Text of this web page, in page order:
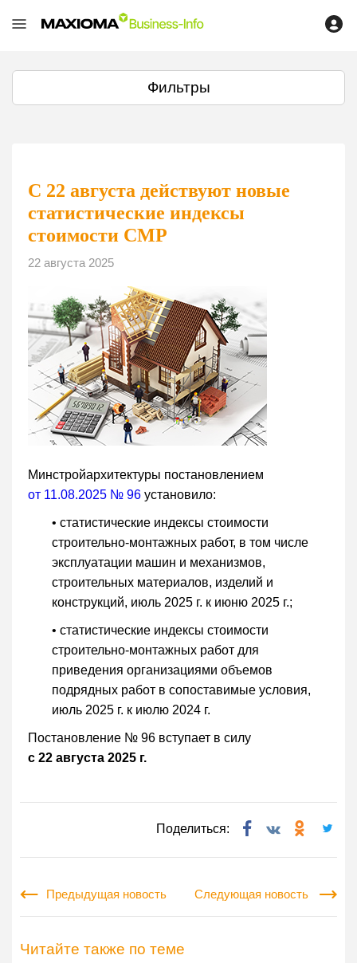
Фильтры
С 22 августа действуют новые
статистические индексы
стоимости СМР
22 августа 2025
Минстройархитектуры постановлением
от 11.08.2025 № 96 установило:
• статистические индексы стоимости
строительно-монтажных работ, в том числе
эксплуатации машин и механизмов,
строительных материалов, изделий и
конструкций, июль 2025 г. к июню 2025 г.;
• статистические индексы стоимости
строительно-монтажных работ для
приведения организациями объемов
подрядных работ в сопоставимые условия,
июль 2025 г. к июлю 2024 г.
Постановление № 96 вступает в силу
с 22 августа 2025 г.
Поделиться:
Предыдущая новость Следующая новость
Читайте также по теме